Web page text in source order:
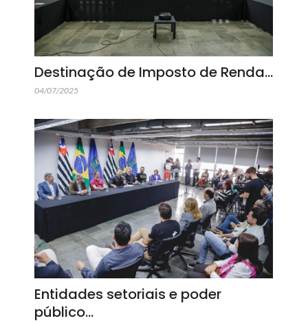
Destinação de Imposto de Renda…
04/07/2025
Entidades setoriais e poder
público…